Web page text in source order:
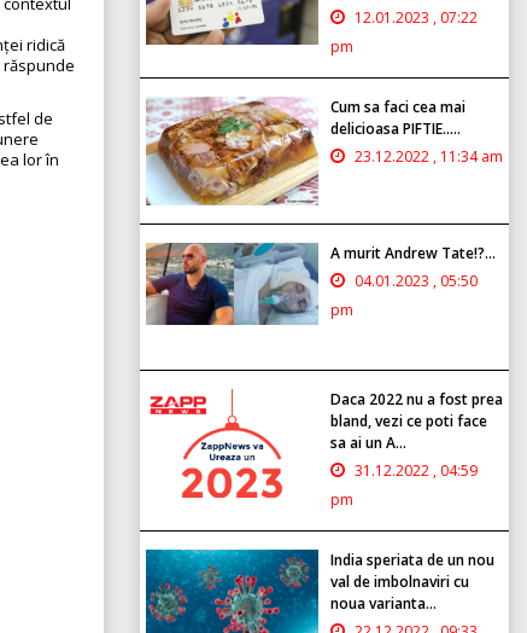
ridică
răspunde
de
lor în
12.01.2023 , 07:22
pm
Cum sa faci cea mai
delicioasa PIFTIE.....
23.12.2022 , 11:34 am
A murit Andrew Tate!?...
04.01.2023 , 05:50
pm
Daca 2022 nu a fost prea
bland, vezi ce poti face
sa ai un A...
31.12.2022 , 04:59
pm
India speriata de un nou
val de imbolnaviri cu
noua varianta...